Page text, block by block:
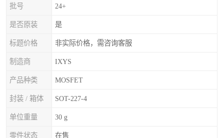
批号 24+
是否原装 是
标题价格 非实际价格，需咨询客服
制造商 IXYS
产品种类 MOSFET
封装 / 箱体 SOT-227-4
单位重量 30 g
零件状态 在售